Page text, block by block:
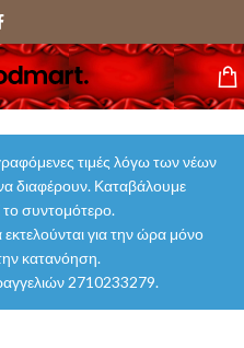
τιμές λόγω των νέων
διαφέρουν. Καταβάλουμε
συντομότερο.
για την ώρα μόνο
κατανόηση.
2710233279.